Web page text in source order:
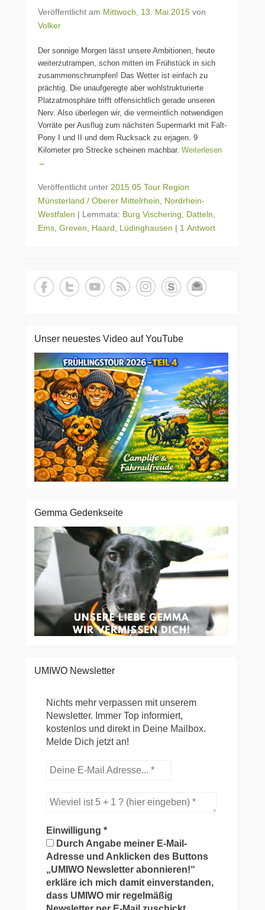
Veröffentlicht am Mittwoch, 13. Mai 2015 von
Volker
Der sonnige Morgen lässt unsere Ambitionen, heute
weiterzutrampen, schon mitten im Frühstück in sich
zusammenschrumpfen! Das Wetter ist einfach zu
prächtig. Die unaufgeregte aber wohlstrukturierte
Platzatmosphäre trifft offensichtlich gerade unseren
Nerv. Also überlegen wir, die vermeintlich notwendigen
Vorräte per Ausflug zum nächsten Supermarkt mit Falt-
Pony I und II und dem Rucksack zu erjagen. 9
Kilometer pro Strecke scheinen machbar. Weiterlesen
→
Veröffentlicht unter 2015 05 Tour Region
Münsterland / Oberer Mittelrhein
Nordrhein-
Westfalen | Lemmata: Burg Vischering Datteln
Ems Greven Haard Lüdinghausen | 1 Antwort
Unser neuestes Video auf YouTube
Gemma Gedenkseite
UMIWO Newsletter
Nichts mehr verpassen mit unserem
Newsletter. Immer Top informiert,
kostenlos und direkt in Deine Mailbox.
Melde Dich jetzt an!
Einwilligung*
Durch Angabe meiner E-Mail-
Adresse und Anklicken des Buttons
„UMIWO Newsletter abonnieren!“
erkläre ich mich damit einverstanden,
dass UMIWO mir regelmäßig